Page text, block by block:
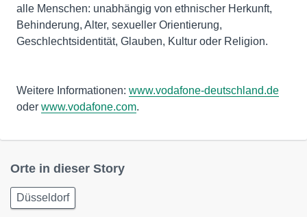
alle Menschen: unabhängig von ethnischer Herkunft,
Behinderung, Alter, sexueller Orientierung,
Geschlechtsidentität, Glauben, Kultur oder Religion.
Weitere Informationen: www.vodafone-deutschland.de
oder www.vodafone.com.
Orte in dieser Story
Düsseldorf